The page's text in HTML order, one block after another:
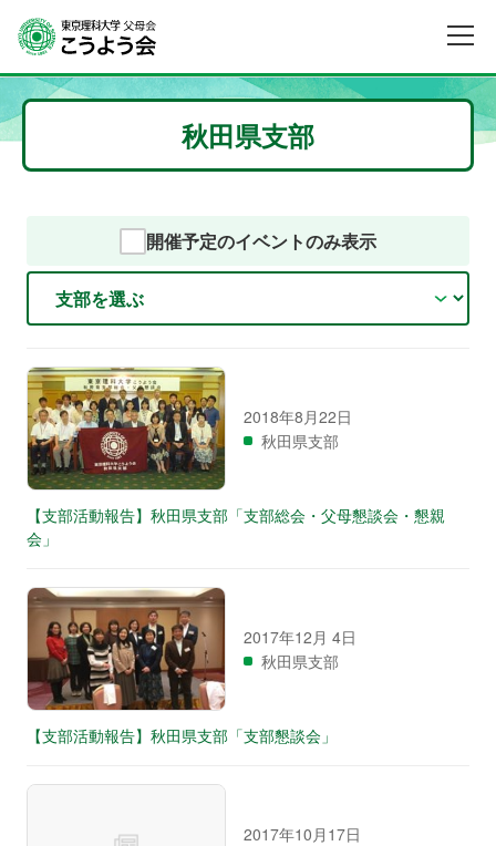
秋田県支部
開催予定のイベントのみ表示
2018年8月22日
秋田県支部
【支部活動報告】秋田県支部「支部総会・父母懇談会・懇親
会」
2017年12月 4日
秋田県支部
【支部活動報告】秋田県支部「支部懇談会」
2017年10月17日